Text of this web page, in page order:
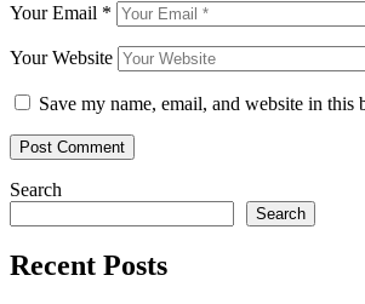
Your Email *
Your Website
Save my name, email, and website in
Search
Search
Recent Posts